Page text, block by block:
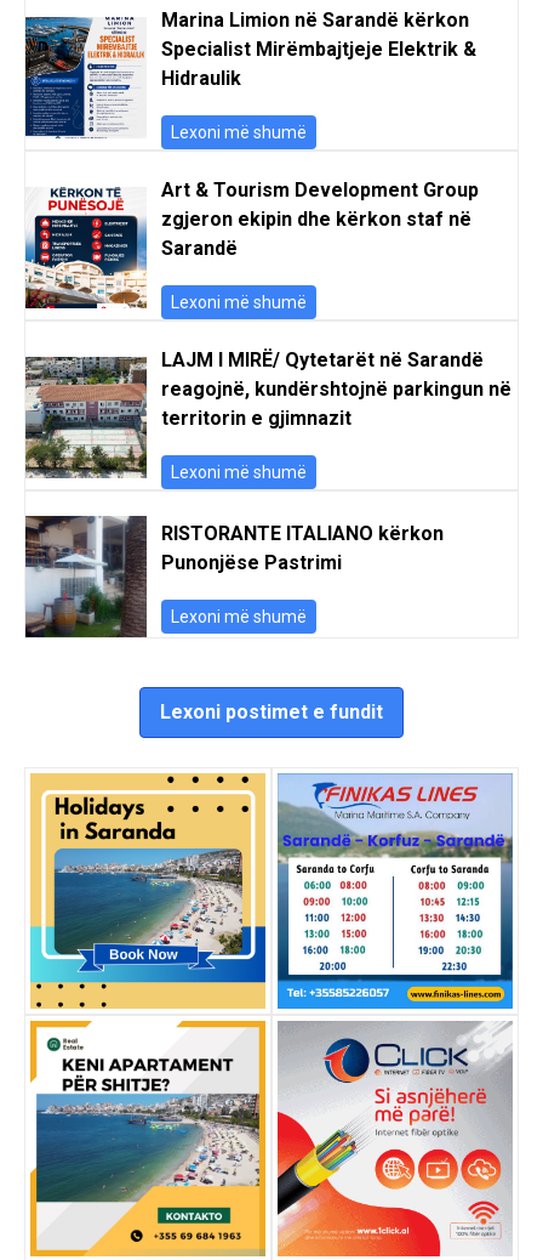
Marina Limion në Sarandë kërkon
Specialist Mirëmbajtjeje Elektrik &
Hidraulik
Lexoni më shumë
Art & Tourism Development Group
zgjeron ekipin dhe kërkon staf në
Sarandë
Lexoni më shumë
LAJM I MIRË/ Qytetarët në Sarandë
reagojnë, kundërshtojnë parkingun në
territorin e gjimnazit
Lexoni më shumë
RISTORANTE ITALIANO kërkon
Punonjëse Pastrimi
Lexoni më shumë
Lexoni postimet e fundit